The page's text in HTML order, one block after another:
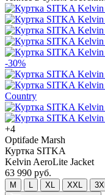
-30%
+4
Optifade Marsh
Куртка SITKA
Kelvin AeroLite Jacket
63 990 руб.
M XL XXL
3XL